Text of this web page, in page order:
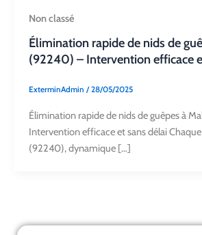
Non classé
Élimination rapide de nids de
(92240) – Intervention efficace
ExterminAdmin /28/05/2025
Élimination rapide de nids de guêpes à
Intervention efficace et sans délai
(92240), dynamique […]